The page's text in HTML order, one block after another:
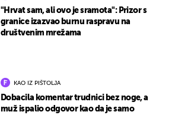
"Hrvat sam, ali ovo je sramota": Prizor s
granice izazvao burnu raspravu na
društvenim mrežama
KAO IZ PIŠTOLJA
Dobacila komentar trudnici bez noge, a
muž ispalio odgovor kao da je samo